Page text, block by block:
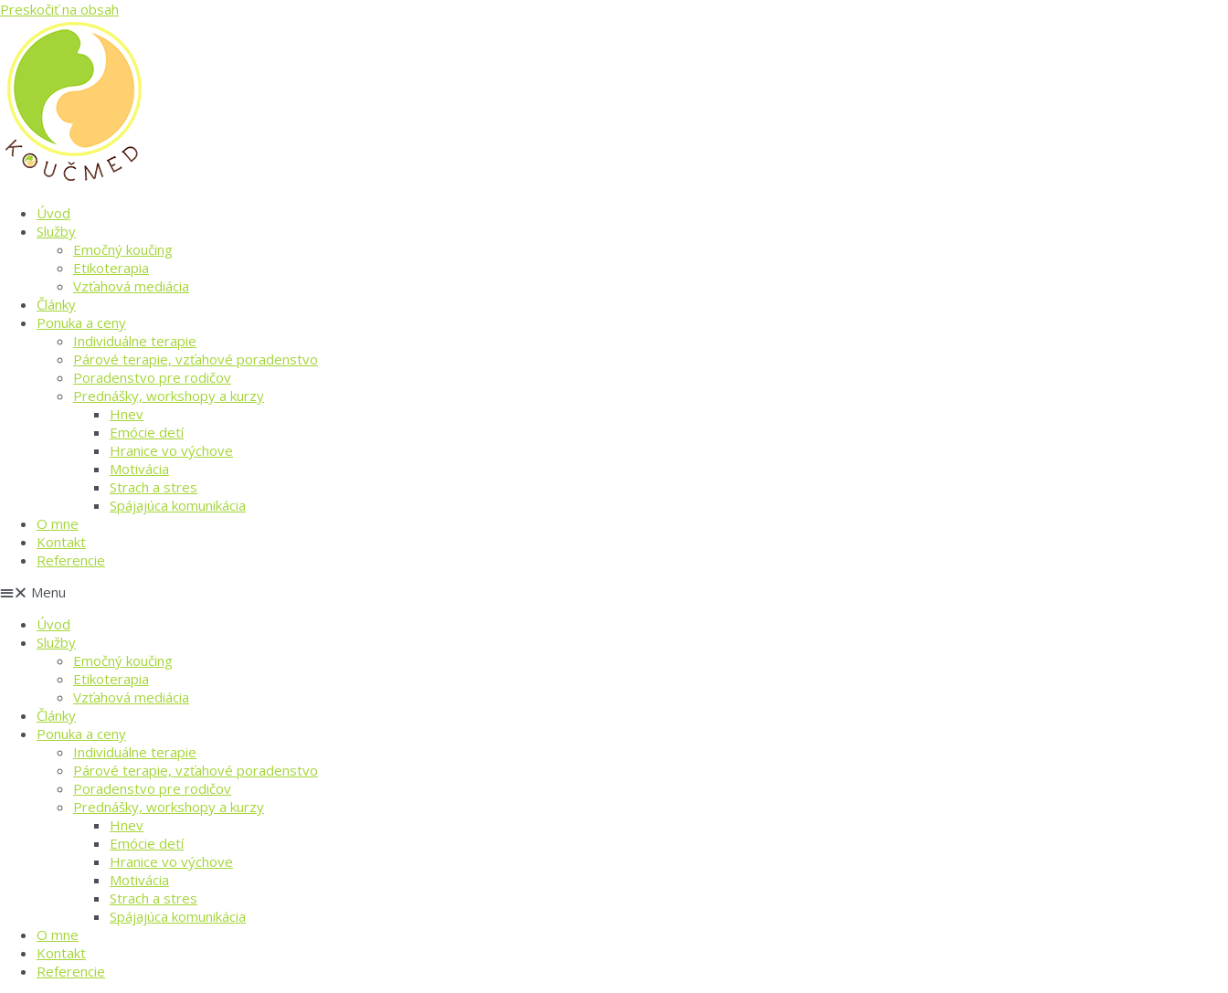
Preskočiť na obsah
Úvod
Služby
Emočný koučing
Etikoterapia
Vzťahová mediácia
Články
Ponuka a ceny
Individuálne terapie
Párové terapie, vzťahové poradenstvo
Poradenstvo pre rodičov
Prednášky, workshopy a kurzy
Hnev
Emócie detí
Hranice vo výchove
Motivácia
Strach a stres
Spájajúca komunikácia
O mne
Kontakt
Referencie
Menu
Úvod
Služby
Emočný koučing
Etikoterapia
Vzťahová mediácia
Články
Ponuka a ceny
Individuálne terapie
Párové terapie, vzťahové poradenstvo
Poradenstvo pre rodičov
Prednášky, workshopy a kurzy
Hnev
Emócie detí
Hranice vo výchove
Motivácia
Strach a stres
Spájajúca komunikácia
O mne
Kontakt
Referencie